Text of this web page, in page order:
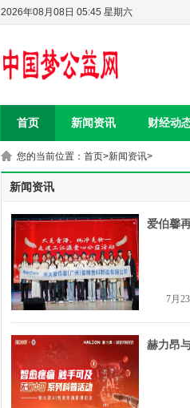
2026年08月08日 05:45 星期六
首页 新闻资讯 财经动
您的当前位置： 首页>新闻资讯>
新闻资讯
爱伯馨
7月
赫力昂